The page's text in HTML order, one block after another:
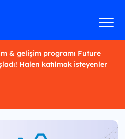
& gelişim programı Future
Halen katılmak isteyenler